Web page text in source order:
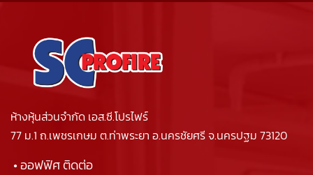
ห้างหุ้นส่วนจำกัด เอส.ซี.โปรไฟร์
77 ม.1 ถ.เพชรเกษม ต.ท่าพระยา อ.นครชัยศรี จ.นครปฐม 73120
• ออฟฟิศ ติดต่อ